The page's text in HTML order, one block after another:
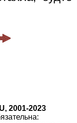
2001-2023